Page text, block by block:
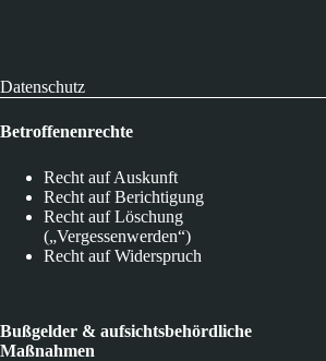
Datenschutz
Betroffenenrechte
Recht auf Auskunft
Recht auf Berichtigung
Recht auf Löschung
(„Vergessenwerden“)
Recht auf Widerspruch
Bußgelder & aufsichtsbehördliche
Maßnahmen